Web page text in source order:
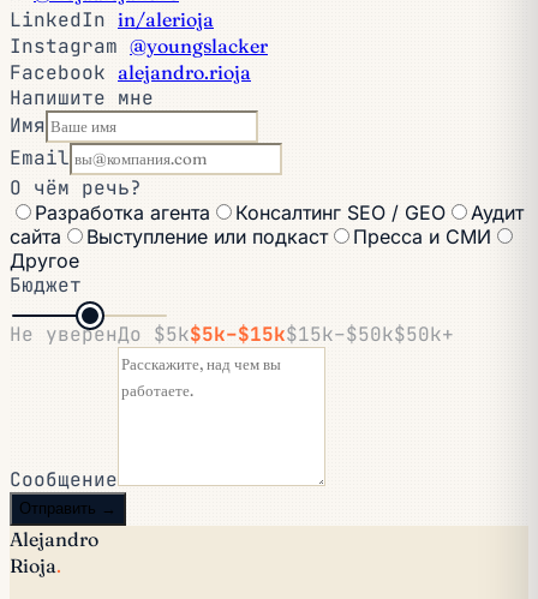
LinkedIn in/alerioja
Instagram @youngslacker
Facebook alejandro.rioja
Напишите мне
Имя
Email
О чём речь?
Разработка агента Консалтинг SEO / GEO
Аудит
сайта
Выступление или подкаст
Пресса и СМИ
Другое
Бюджет
Не уверенДо $5k$5k–$15k$15k–$50k$50k+
Сообщение
Отправить →
Alejandro
Rioja.